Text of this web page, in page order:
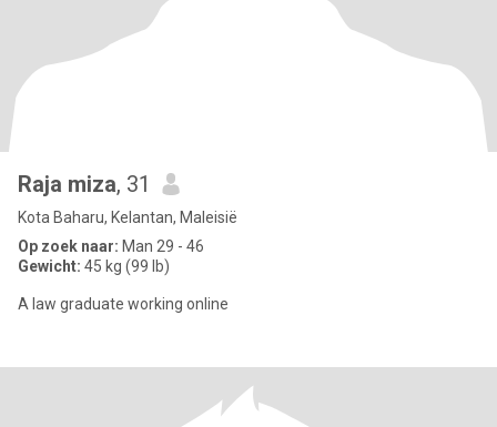
Raja miza, 31
Kota Baharu, Kelantan, Maleisië
Op zoek naar: Man 29 - 46
Gewicht: 45 kg (99 lb)
A law graduate working online